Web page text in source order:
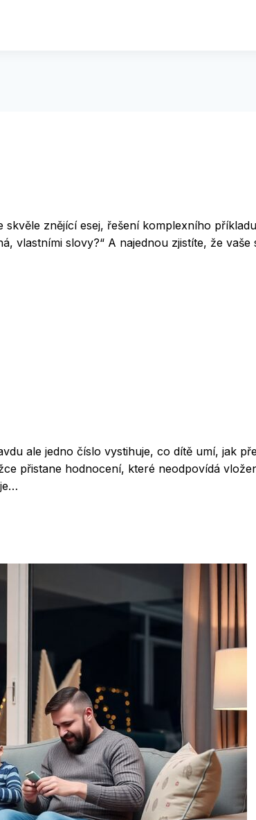
znějící esej, řešení komplexního
vlastními slovy?“ A najednou zjistíte, že
ale jedno číslo vystihuje, co dítě umí, jak
přistane hodnocení, které neodpovídá